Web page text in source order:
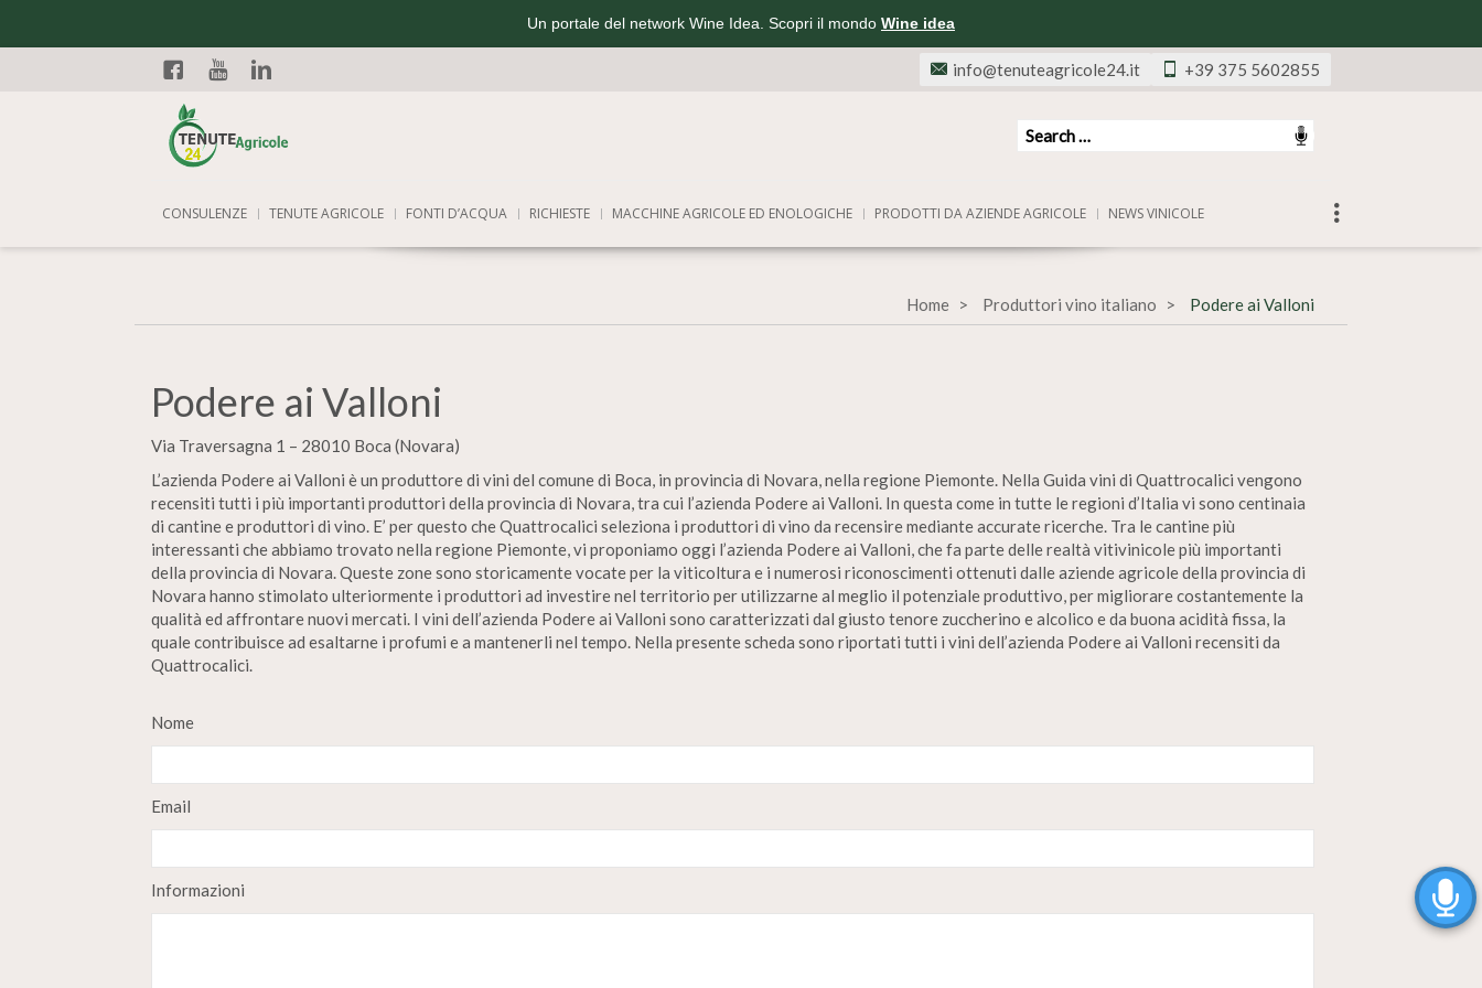
Un portale del network Wine Idea. Scopri il mondo Wine idea
Facebook
+39 375 5602855
info@tenuteagricole24.it
CONSULENZE TENUTE AGRICOLE FONTI D’ACQUA RICHIESTE MACCHINE AGRICOLE ED ENOLOGICHE PRODOTTI DA AZIENDE AGRICOLE NEWS VINICOLE
Home Produttori vino italiano Podere ai Valloni
Podere ai Valloni
Via Traversagna 1 – 28010 Boca (Novara)
L’azienda Podere ai Valloni è un produttore di vini del comune di Boca, in provincia di Novara, nella regione Piemonte. Nella Guida vini di Quattrocalici vengono
recensiti tutti i più importanti produttori della provincia di Novara, tra cui l’azienda Podere ai Valloni. In questa come in tutte le regioni d’Italia vi sono centinaia
di cantine e produttori di vino. E’ per questo che Quattrocalici seleziona i produttori di vino da recensire mediante accurate ricerche. Tra le cantine più
interessanti che abbiamo trovato nella regione Piemonte, vi proponiamo oggi l’azienda Podere ai Valloni, che fa parte delle realtà vitivinicole più importanti
della provincia di Novara. Queste zone sono storicamente vocate per la viticoltura e i numerosi riconoscimenti ottenuti dalle aziende agricole della provincia di
Novara hanno stimolato ulteriormente i produttori ad investire nel territorio per utilizzarne al meglio il potenziale produttivo, per migliorare costantemente la
qualità ed affrontare nuovi mercati. I vini dell’azienda Podere ai Valloni sono caratterizzati dal giusto tenore zuccherino e alcolico e da buona acidità fissa, la
quale contribuisce ad esaltarne i profumi e a mantenerli nel tempo. Nella presente scheda sono riportati tutti i vini dell’azienda Podere ai Valloni recensiti da
Quattrocalici.
Nome
Email
Informazioni